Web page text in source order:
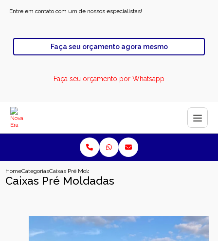
Entre em contato com um de nossos especialistas!
Faça seu orçamento agora mesmo
Faça seu orçamento por Whatsapp
HomeCategoriasCaixas Pré Moldadas
Caixas Pré Moldadas